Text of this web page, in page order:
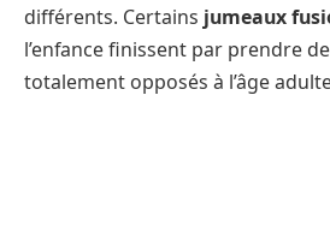
différents. Certains jumeaux
l’enfance finissent par prendre
totalement opposés à l’âge